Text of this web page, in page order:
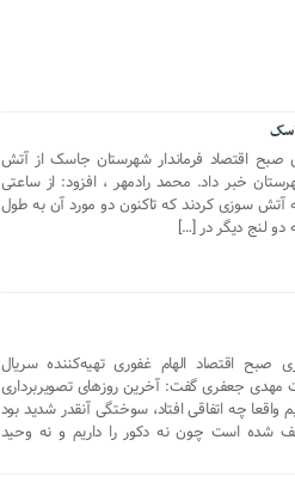
صبح اقتصاد فرماندار شهرستان جاسک از آتش
خبر داد. محمد رادمهر ، افزود: از ساعتی
سوزی کردند که تاکنون دو مورد آن به طول
دو لنج دیگر در […]
صبح اقتصاد الهام غفوری تهیه‌کننده سریال
مهدی جعفری گفت: آخرین روزهای تصویربرداری
چه اتفاقی افتاد، سوختگی آنقدر شدید بود
شده است چون نه دکور را داریم و نه وحید